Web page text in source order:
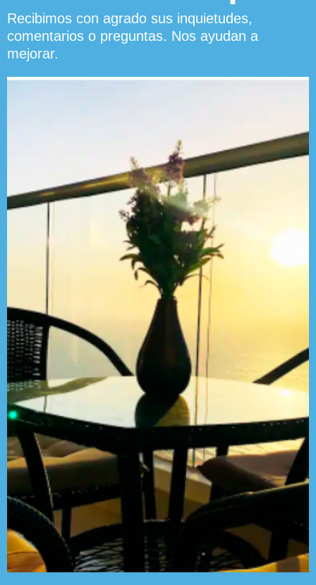
Recibimos con agrado sus inquietudes,
comentarios o preguntas. Nos ayudan a
mejorar.